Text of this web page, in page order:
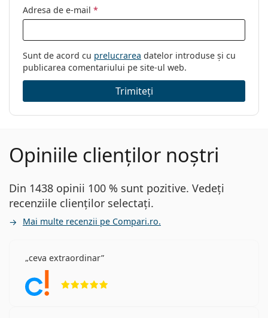
Adresa de e-mail *
Sunt de acord cu prelucrarea datelor introduse și cu
publicarea comentariului pe site-ul web.
Trimiteți
Opiniile clienților noștri
Din 1438 opinii 100 % sunt pozitive. Vedeți
recenziile clienților selectați.
Mai multe recenzii pe Compari.ro.
ceva extraordinar